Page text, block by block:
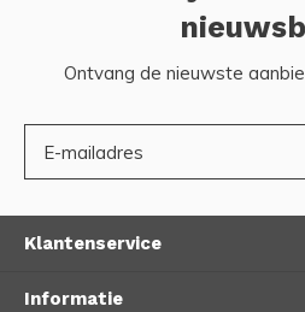
Ontvang de nieuwste
Klantenservice
Informatie